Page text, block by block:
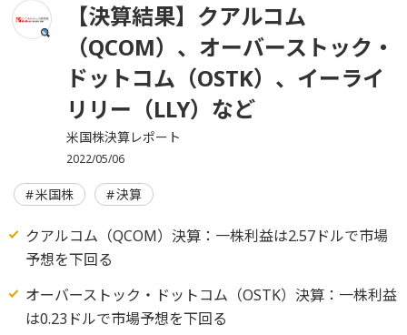
【決算結果】クアルコム
（QCOM）、オーバーストック・
ドットコム（OSTK）、イーライ
リリー（LLY）など
米国株決算レポート
2022/05/06
米国株 決算
クアルコム（QCOM）決算：一株利益は2.57ドルで市場
予想を下回る
オーバーストック・ドットコム（OSTK）決算：一株利益
は0.23ドルで市場予想を下回る